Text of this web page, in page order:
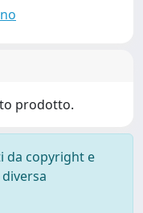
prodotto.
da copyright e